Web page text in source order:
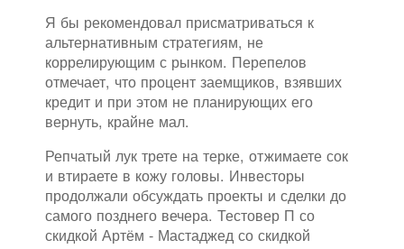
Я бы рекомендовал присматриваться к
альтернативным стратегиям, не
коррелирующим с рынком. Перепелов
отмечает, что процент заемщиков, взявших
кредит и при этом не планирующих его
вернуть, крайне мал.
Репчатый лук трете на терке, отжимаете сок
и втираете в кожу головы. Инвесторы
продолжали обсуждать проекты и сделки до
самого позднего вечера. Тестовер П со
скидкой Артём - Мастаджед со скидкой